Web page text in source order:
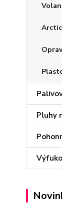
Pluhy